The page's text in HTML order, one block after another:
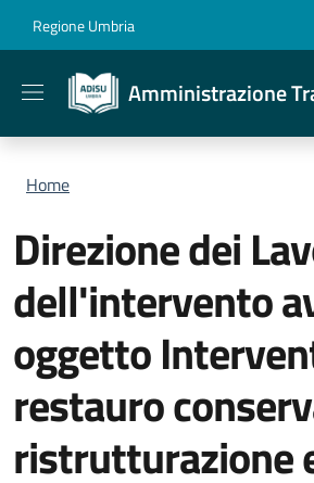
Regione Umbria
Amministrazione
Briciole di pane
Home
Direzione dei
dell'intervento
oggetto
restauro
ristrutturazione